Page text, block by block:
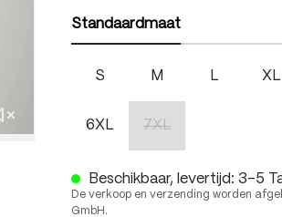
Standaardmaat
S M L XL
6XL 7XL
Beschikbaar, levertijd: 3-5
De verkoop en verzending worden
GmbH.